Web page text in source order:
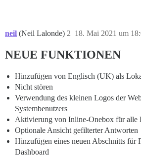
neil (Neil Lalonde) 18. Mai 2021 um
2
NEUE FUNKTIONEN
Hinzufügen von Englisch (UK) als
Nicht stören
Verwendung des kleinen Logos der
Systembenutzers
Aktivierung von Inline-Onebox für alle
Optionale Ansicht gefilterter Antworten
Hinzufügen eines neuen Abschnitts für
Dashboard